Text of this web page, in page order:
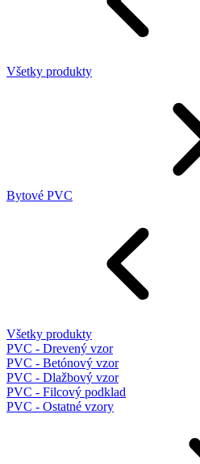
Všetky produkty
Bytové PVC
Všetky produkty
PVC - Drevený vzor
PVC - Betónový vzor
PVC - Dlažbový vzor
PVC - Filcový podklad
PVC - Ostatné vzory